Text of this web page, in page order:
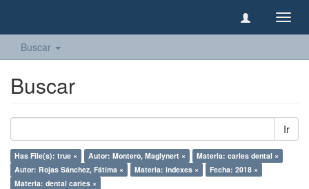
Buscar
Buscar
Ir
Has File(s): true × Autor: Montero, Maglynert ×
Materia: caries dental ×
Autor: Rojas Sánchez, Fátima ×
Materia: indexes ×
Fecha: 2018 ×
Materia: dental caries ×